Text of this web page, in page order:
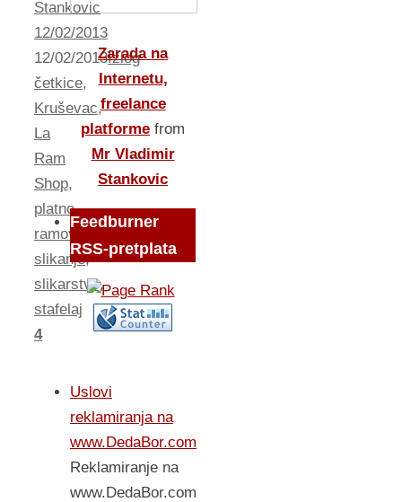
Stankovic
12/02/2013
12/02/2013Izlog
četkice,
Kruševac,
La
Ram
Shop,
platno,
ramovi
slikanje,
slikarstvo,
stafelaj
4
Zarada na
Internetu,
freelance
platforme from
Mr Vladimir
Stankovic
Feedburner
RSS-pretplata
Uslovi
reklamiranja na
www.DedaBor.com
Reklamiranje na
www.DedaBor.com